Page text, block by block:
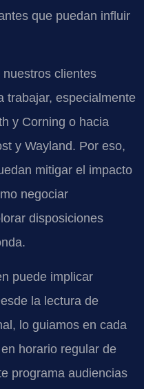
que puedan influir
clientes
trabajar, especialmente
y Corning o hacia
y Wayland. Por eso,
mitigar el impacto
negociar
disposiciones
puede implicar
la lectura de
lo guiamos en cada
horario regular de
programa audiencias